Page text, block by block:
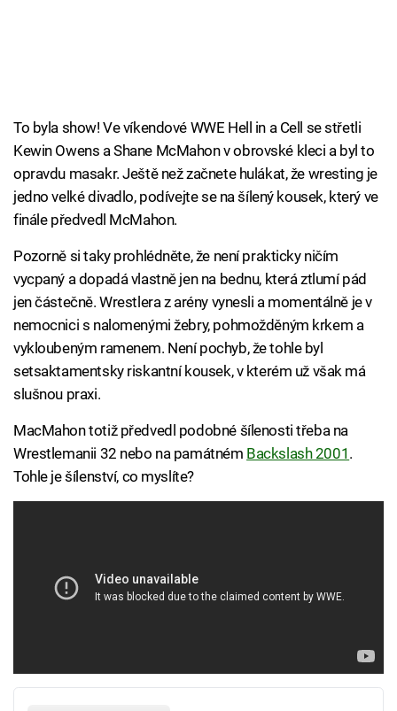
To byla show! Ve víkendové WWE Hell in a Cell se střetli
Kewin Owens a Shane McMahon v obrovské kleci a byl to
opravdu masakr. Ještě než začnete hulákat, že wresting je
jedno velké divadlo, podívejte se na šílený kousek, který ve
finále předvedl McMahon.
Pozorně si taky prohlédněte, že není prakticky ničím
vycpaný a dopadá vlastně jen na bednu, která ztlumí pád
jen částečně. Wrestlera z arény vynesli a momentálně je v
nemocnici s nalomenými žebry, pohmožděným krkem a
vykloubeným ramenem. Není pochyb, že tohle byl
setsaktamentsky riskantní kousek, v kterém už však má
slušnou praxi.
MacMahon totiž předvedl podobné šílenosti třeba na
Wrestlemanii 32 nebo na památném Backslash 2001 .
Tohle je šílenství, co myslíte?